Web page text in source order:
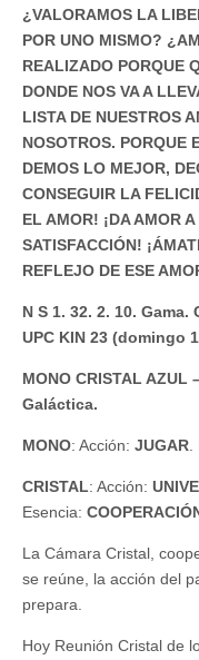
¿VALORAMOS LA
POR UNO MISMO?
REALIZADO PORQUE
DONDE NOS VA A
LISTA DE NUESTROS
NOSOTROS. PORQUE
DEMOS LO MEJOR,
CONSEGUIR LA
EL AMOR! ¡DA AMOR
SATISFACCIÓN!
REFLEJO DE ESE
N S 1. 32. 2. 10.
UPC KIN 23 (domingo
MONO CRISTAL
Galáctica.
MONO: Acción: JUGAR
CRISTAL: Acción:
Esencia:
La Cámara Cristal,
se reúne, la acción del
prepara.
Hoy Reunión Cristal de